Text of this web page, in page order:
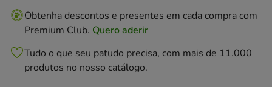
Obtenha descontos e presentes em cada compra com
Premium Club. Quero aderir
Tudo o que seu patudo precisa, com mais de 11.000
produtos no nosso catálogo.